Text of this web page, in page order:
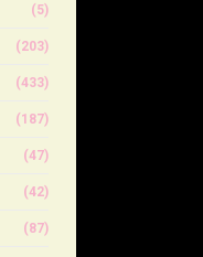
(5)
(203)
(433)
(187)
(47)
(42)
(87)